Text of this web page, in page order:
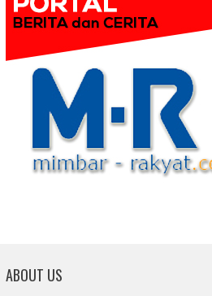
ABOUT US